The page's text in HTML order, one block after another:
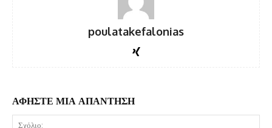
poulatakefalonias
ΑΦΗΣΤΕ ΜΙΑ ΑΠΑΝΤΗΣΗ